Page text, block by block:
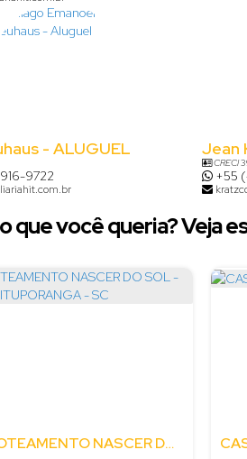
- ALUGUEL
9722
Jean
CRECI
+55
que você queria? Veja
CASA - LOTEAMENTO NASCER DO SOL - GABIROBA - ITUPORANGA - SC